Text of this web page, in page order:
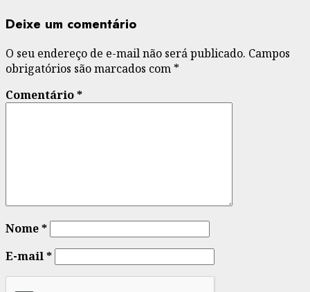
Deixe um comentário
O seu endereço de e-mail não será publicado. Campos
obrigatórios são marcados com *
Comentário*
Nome*
E-mail*